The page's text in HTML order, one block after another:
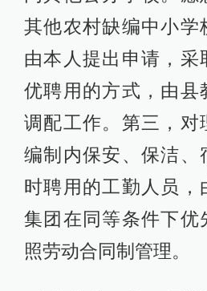
其他农村缺编中小学
由本人提出申请，采
优聘用的方式，由县
调配工作。第三，对
编制内保安、保洁、
时聘用的工勤人员，
集团在同等条件下优
照劳动合同制管理。